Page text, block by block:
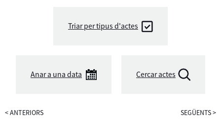
Triar per tipus d'actes
Anar a una data Cercar actes
<ANTERIORS SEGÜENTS>